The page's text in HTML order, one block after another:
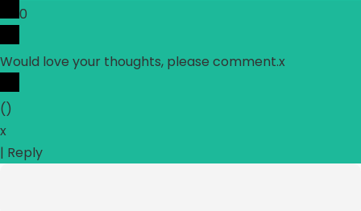
0
Would love your thoughts, please comment.x
()
x
| Reply